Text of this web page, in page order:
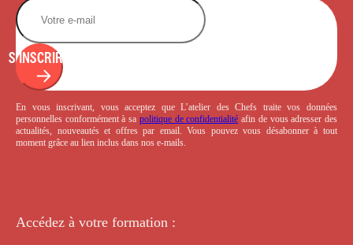
S'INSCRIRE
En vous inscrivant, vous acceptez que L’atelier des Chefs traite vos données
personnelles conformément à sa politique de confidentialité afin de vous adresser des
actualités, nouveautés et offres par email. Vous pouvez vous désabonner à tout
moment grâce au lien inclus dans nos e-mails.
Accédez à votre formation :